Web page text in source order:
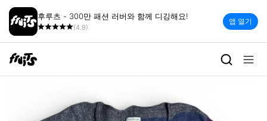
후루츠 - 300만 패션 러버와 함께 디깅해요!
(4.9)
앱 열기